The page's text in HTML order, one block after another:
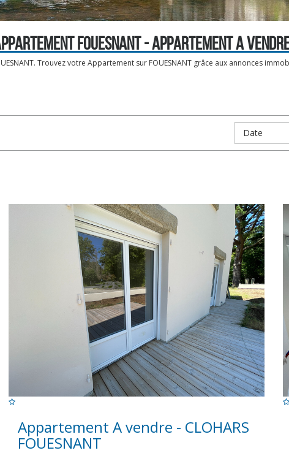
FOUESNANT - APPARTEMENT A
Trouvez votre Appartement sur FOUESNANT grâce aux annonces
Date
Appartement A vendre - CLOHARS
FOUESNANT